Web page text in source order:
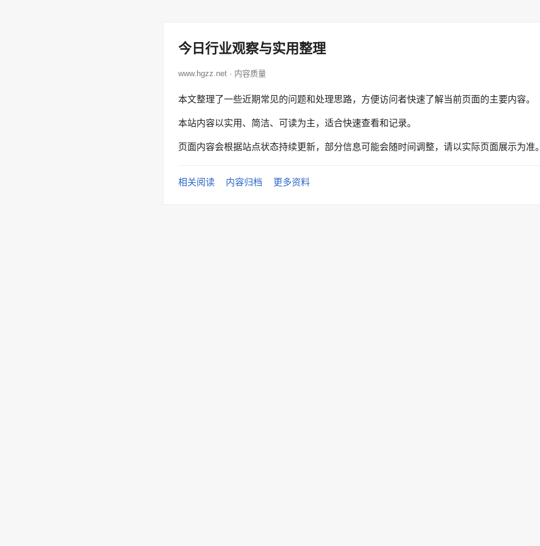
今日行业观察与实用整理
www.hgzz.net · 内容质量
本文整理了一些近期常见的问题和处理思路，方便访问者快速了解当前页面的主要内容。
本站内容以实用、简洁、可读为主，适合快速查看和记录。
页面内容会根据站点状态持续更新，部分信息可能会随时间调整，请以实际页面展示为准。
相关阅读 内容归档 更多资料